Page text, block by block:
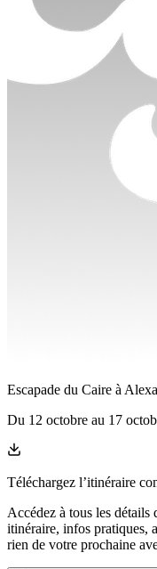
Escapade du Caire à
Du 12 octobre au 17
Téléchargez l’itinéraire
Accédez à tous les détails
itinéraire, infos pratiques,
rien de votre prochaine